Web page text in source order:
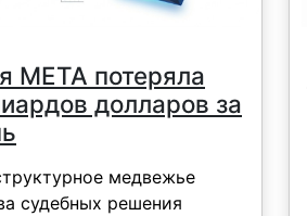
META потеряла
долларов за
медвежье
судебных решения